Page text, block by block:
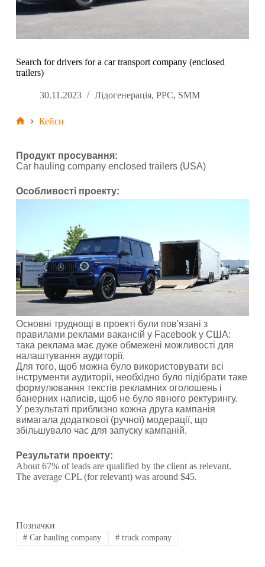
Search for drivers for a car transport company (enclosed
trailers)
30.11.2023 Лідогенерація, PPC, SMM
Кейси
Продукт просування:
Car hauling company enclosed trailers (USA)
Особливості проекту:
Основні труднощі в проекті були пов'язані з
правилами реклами вакансій у Facebook у США:
така реклама має дуже обмежені можливості для
налаштування аудиторії.
Для того, щоб можна було використовувати всі
інструменти аудиторії, необхідно було підібрати таке
формулювання текстів рекламних оголошень і
банерних написів, щоб не було явного ректурингу.
У результаті приблизно кожна друга кампанія
вимагала додаткової (ручної) модерації, що
збільшувало час для запуску кампаній.
Результати проекту:
About 67% of leads are qualified by the client as relevant.
The average CPL (for relevant) was around $45.
Позначки
#Car hauling company #truck company